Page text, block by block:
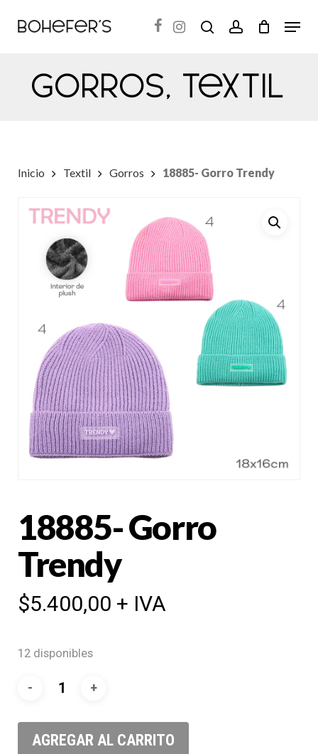
content
search accountMenu
Inicio Textil Gorros 18885- Gorro Trendy
Gorros, Textil
18885- Gorro
Trendy
$5.400,00 + IVA
12 disponibles
AGREGAR AL CARRITO